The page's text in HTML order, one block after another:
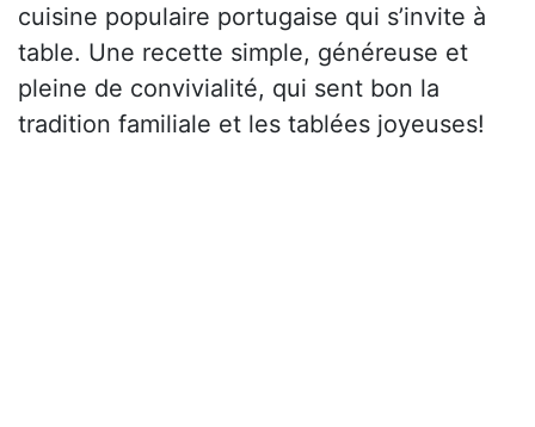
cuisine populaire portugaise qui s’invite à
table. Une recette simple, généreuse et
pleine de convivialité, qui sent bon la
tradition familiale et les tablées joyeuses!